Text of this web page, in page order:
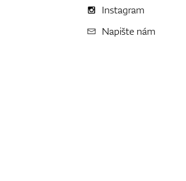
Instagram
Napište nám